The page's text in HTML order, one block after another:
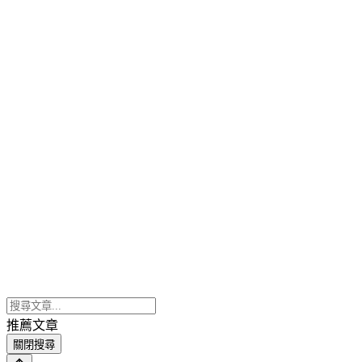
推薦文章
關閉搜尋